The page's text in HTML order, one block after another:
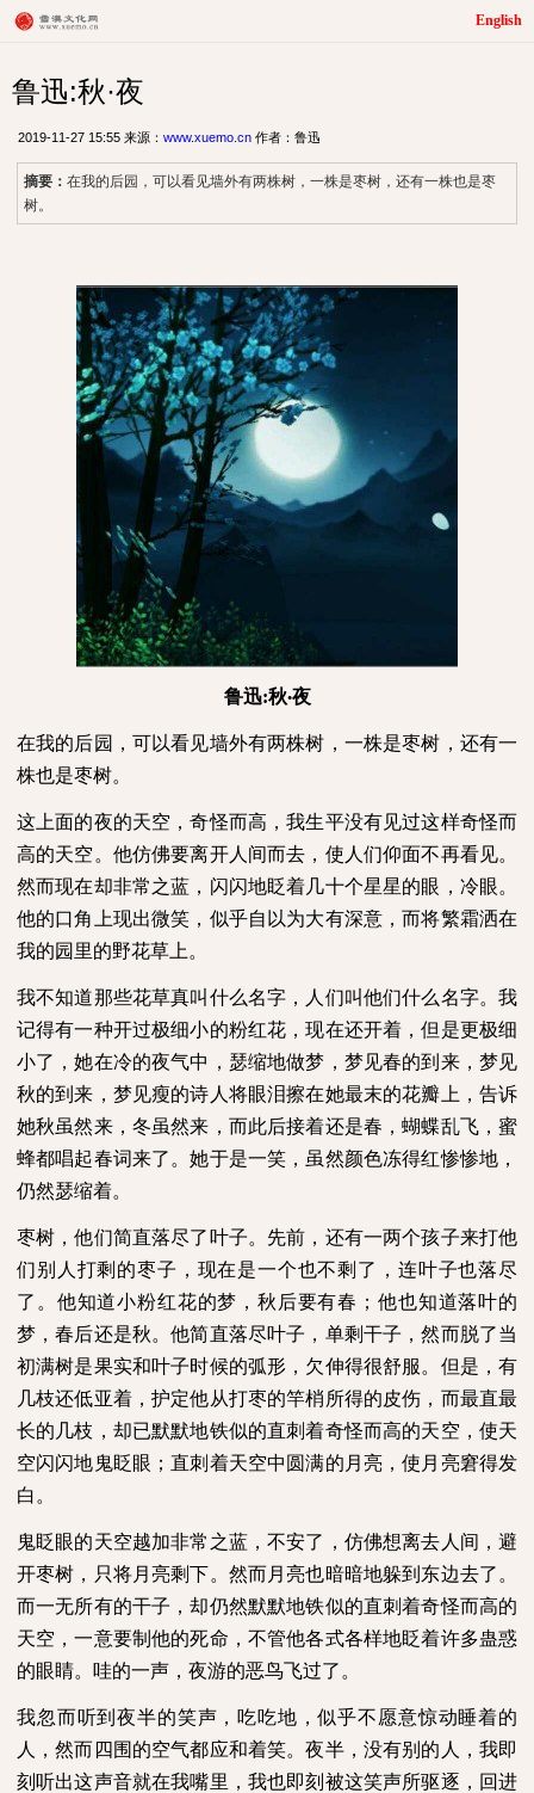
English
鲁迅:秋·夜
2019-11-27 15:55 来源： www.xuemo.cn 作者：鲁迅
摘要： 在我的后园，可以看见墙外有两株树，一株是枣树，还有一株也是枣
树。
鲁迅:秋·夜
在我的后园，可以看见墙外有两株树，一株是枣树，还有一
株也是枣树。
这上面的夜的天空，奇怪而高，我生平没有见过这样奇怪而
高的天空。他仿佛要离开人间而去，使人们仰面不再看见。
然而现在却非常之蓝，闪闪地眨着几十个星星的眼，冷眼。
他的口角上现出微笑，似乎自以为大有深意，而将繁霜洒在
我的园里的野花草上。
我不知道那些花草真叫什么名字，人们叫他们什么名字。我
记得有一种开过极细小的粉红花，现在还开着，但是更极细
小了，她在冷的夜气中，瑟缩地做梦，梦见春的到来，梦见
秋的到来，梦见瘦的诗人将眼泪擦在她最末的花瓣上，告诉
她秋虽然来，冬虽然来，而此后接着还是春，蝴蝶乱飞，蜜
蜂都唱起春词来了。她于是一笑，虽然颜色冻得红惨惨地，
仍然瑟缩着。
枣树，他们简直落尽了叶子。先前，还有一两个孩子来打他
们别人打剩的枣子，现在是一个也不剩了，连叶子也落尽
了。他知道小粉红花的梦，秋后要有春；他也知道落叶的
梦，春后还是秋。他简直落尽叶子，单剩干子，然而脱了当
初满树是果实和叶子时候的弧形，欠伸得很舒服。但是，有
几枝还低亚着，护定他从打枣的竿梢所得的皮伤，而最直最
长的几枝，却已默默地铁似的直刺着奇怪而高的天空，使天
空闪闪地鬼眨眼；直刺着天空中圆满的月亮，使月亮窘得发
白。
鬼眨眼的天空越加非常之蓝，不安了，仿佛想离去人间，避
开枣树，只将月亮剩下。然而月亮也暗暗地躲到东边去了。
而一无所有的干子，却仍然默默地铁似的直刺着奇怪而高的
天空，一意要制他的死命，不管他各式各样地眨着许多蛊惑
的眼睛。哇的一声，夜游的恶鸟飞过了。
我忽而听到夜半的笑声，吃吃地，似乎不愿意惊动睡着的
人，然而四围的空气都应和着笑。夜半，没有别的人，我即
刻听出这声音就在我嘴里，我也即刻被这笑声所驱逐，回进